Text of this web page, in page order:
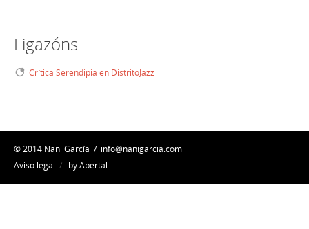
Ligazóns
Crítica Serendipia en DistritoJazz
© 2014 Nani García / info@nanigarcia.com
Aviso legal / by Abertal